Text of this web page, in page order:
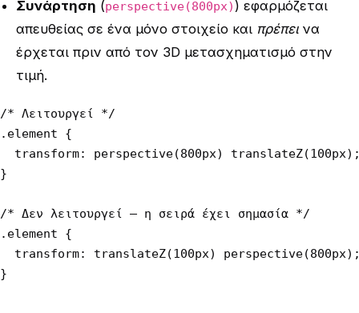
Συνάρτηση (perspective(800px)) εφαρμόζεται
απευθείας σε ένα μόνο στοιχείο και πρέπει να
έρχεται πριν από τον 3D μετασχηματισμό στην
τιμή.
/* Λειτουργεί */
.element {
transform: perspective(800px)
}
/* Δεν λειτουργεί — η σειρά έχει σημασία */
.element {
transform: translateZ(100px)
}